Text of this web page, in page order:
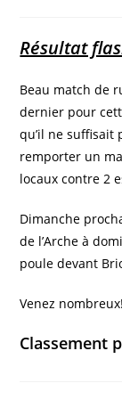
Résultat
Beau match de
dernier pour
qu’il ne suffisait
remporter un
locaux contre 2
Dimanche
de l’Arche à
poule devant
Venez
Classement